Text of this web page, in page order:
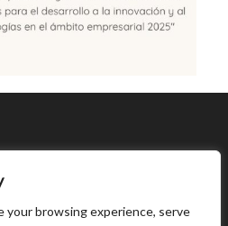
your browsing experience, serve